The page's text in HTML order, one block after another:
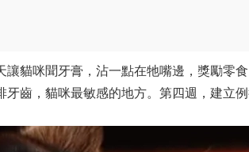
貓咪聞牙膏，沾一點在牠嘴邊，獎勵零
齒，貓咪最敏感的地方。第四週，建立